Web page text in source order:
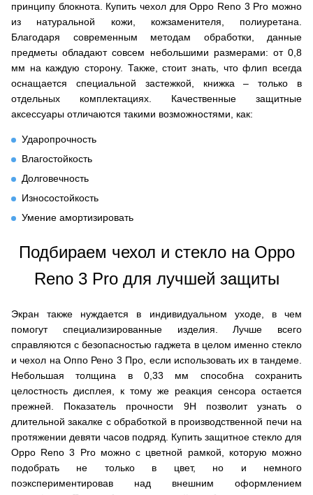
принципу блокнота. Купить чехол для Oppo Reno 3 Pro можно
из натуральной кожи, кожзаменителя, полиуретана.
Благодаря современным методам обработки, данные
предметы обладают совсем небольшими размерами: от 0,8
мм на каждую сторону. Также, стоит знать, что флип всегда
оснащается специальной застежкой, книжка – только в
отдельных комплектациях. Качественные защитные
аксессуары отличаются такими возможностями, как:
Ударопрочность
Влагостойкость
Долговечность
Износостойкость
Умение амортизировать
Подбираем чехол и стекло на Oppo
Reno 3 Pro для лучшей защиты
Экран также нуждается в индивидуальном уходе, в чем
помогут специализированные изделия. Лучше всего
справляются с безопасностью гаджета в целом именно стекло
и чехол на Оппо Рено 3 Про, если использовать их в тандеме.
Небольшая толщина в 0,33 мм способна сохранить
целостность дисплея, к тому же реакция сенсора остается
прежней. Показатель прочности 9H позволит узнать о
длительной закалке с обработкой в производственной печи на
протяжении девяти часов подряд. Купить защитное стекло для
Oppo Reno 3 Pro можно с цветной рамкой, которую можно
подобрать не только в цвет, но и немного
поэкспериментировав над внешним оформлением